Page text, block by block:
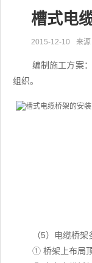
槽式电
2015-12-10 来
编制施工方案
组织。
（5）电缆桥
① 桥架上布局